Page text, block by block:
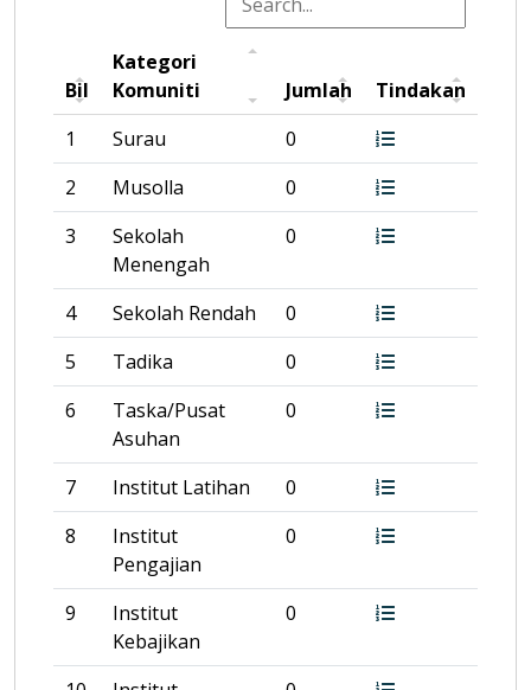
Bil
Kategori
Komuniti
Jumlah
Tindakan
1
Surau
0
2
Musolla
0
3
Sekolah
Menengah
0
4 Sekolah Rendah
0
5
Tadika
0
6
Taska/Pusat
Asuhan
0
7 Institut Latihan
0
8
Institut
Pengajian
0
9
Institut
Kebajikan
0